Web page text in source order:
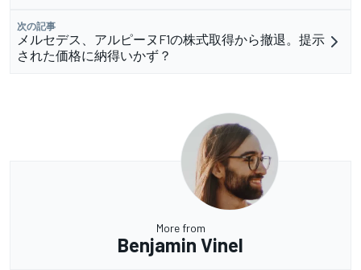
次の記事
メルセデス、アルピーヌF1の株式取得から撤退。提示
された価格に納得いかず？
More from
Benjamin Vinel